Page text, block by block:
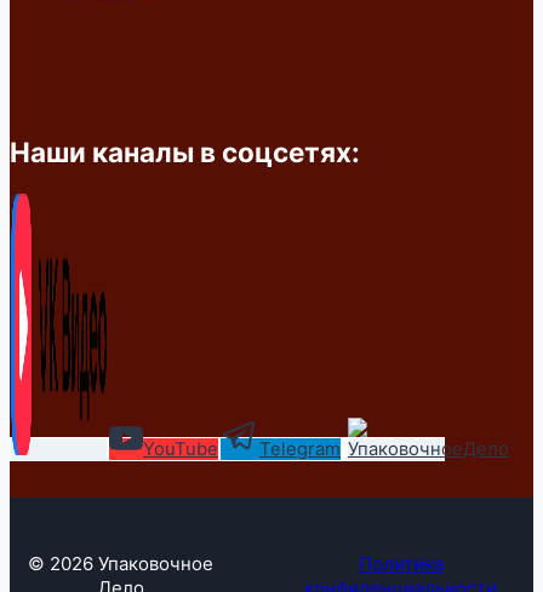
Наши каналы в соцсетях:
YouTube Telegram
© 2026 Упаковочное
Политика